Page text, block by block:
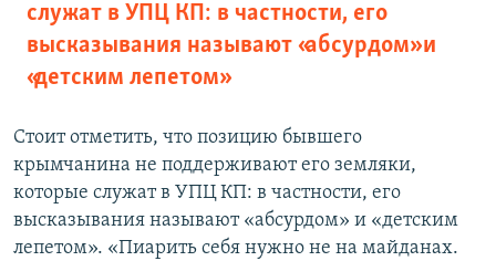
служат в УПЦ КП: в частности, его
высказывания называют «абсурдом» и
«детским лепетом»
Стоит отметить, что позицию бывшего
крымчанина не поддерживают его земляки,
которые служат в УПЦ КП: в частности, его
высказывания называют «абсурдом» и «детским
лепетом». «Пиарить себя нужно не на майданах.